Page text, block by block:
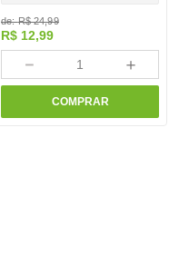
de:R$ 24,99
R$ 12,99
＋
－
COMPRAR